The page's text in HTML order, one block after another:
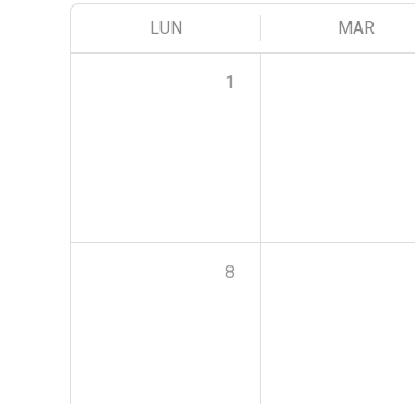
LUN MAR
1
8